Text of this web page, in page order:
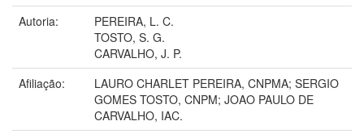
Autoria:
PEREIRA, L. C.
TOSTO, S. G.
CARVALHO, J. P.
Afiliação:
LAURO CHARLET PEREIRA, CNPMA; SERGIO
GOMES TOSTO, CNPM; JOAO PAULO DE
CARVALHO, IAC.